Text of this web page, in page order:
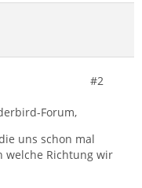
#2
Forum,
uns schon mal
welche Richtung wir